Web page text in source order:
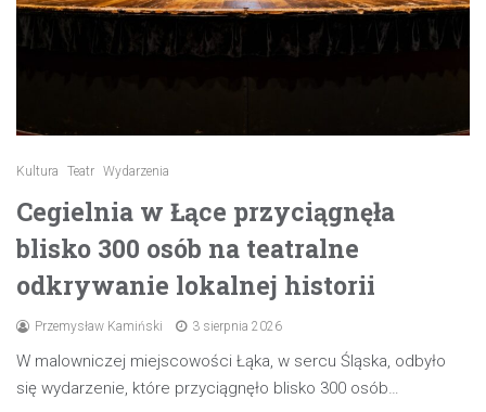
Kultura Teatr Wydarzenia
Cegielnia w Łące przyciągnęła
blisko 300 osób na teatralne
odkrywanie lokalnej historii
Przemysław Kamiński 3 sierpnia 2026
W malowniczej miejscowości Łąka, w sercu Śląska, odbyło
się wydarzenie, które przyciągnęło blisko 300 osób…